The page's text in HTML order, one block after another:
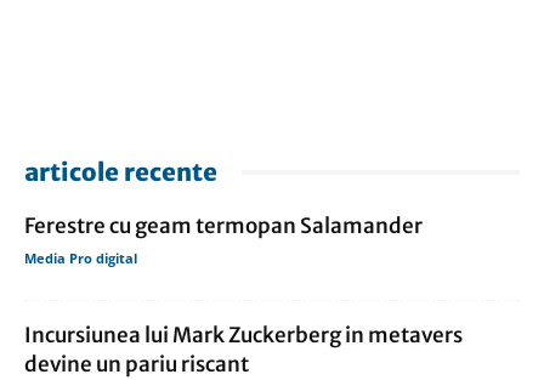
articole recente
Ferestre cu geam termopan Salamander
Media Pro digital
Incursiunea lui Mark Zuckerberg in metavers
devine un pariu riscant